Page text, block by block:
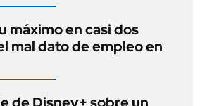
máximo en casi dos
mal dato de empleo en
de Disney+ sobre un